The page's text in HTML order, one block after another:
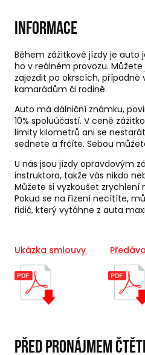
Informace
Během zážitkové jízdy je auto
ho v reálném provozu.
zajezdit po okrscích, případně
kamarádům či rodině.
Auto má dálniční známku,
10% spoluúčastí. V ceně
limity kilometrů ani se
sednete a frčíte. Sebou
U nás jsou jízdy opravdovým
instruktora, takže vás nikdo
Můžete si vyzkoušet
Pokud se na řízení necítíte,
řidič, který vytáhne z auta
Ukázka smlouvy
Před pronájmem